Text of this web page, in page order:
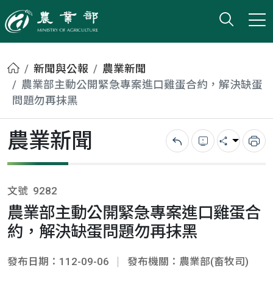
農業部
打開
小版
首頁新聞與公報
農業新聞
農業部主動公開緊急專案進口雞蛋合約，解決缺蛋
問題勿再抹黑
農業新聞 回上一頁錯誤回報
分享 列
文號 9282
農業部主動公開緊急專案進口雞蛋合
約，解決缺蛋問題勿再抹黑
發布日期：112-09-06 發布機關：農業部(畜牧司)